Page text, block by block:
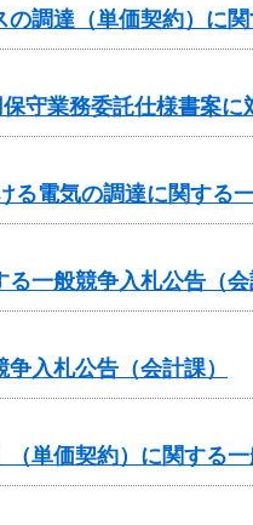
調達（単価契約）に
守業務委託仕様書案に
電気の調達に関する
一般競争入札公告（会
入札公告（会計課）
単価契約）に関する一